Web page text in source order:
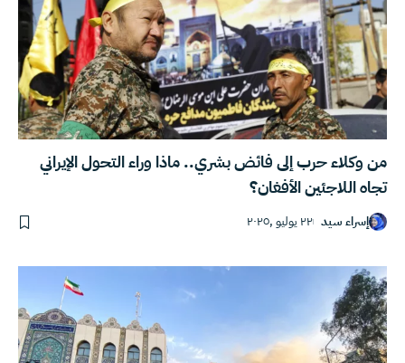
من وكلاء حرب إلى فائض بشري.. ماذا وراء التحول الإيراني
تجاه اللاجئين الأفغان؟
إسراء سيد ٢٢ يوليو ,٢٠٢٥